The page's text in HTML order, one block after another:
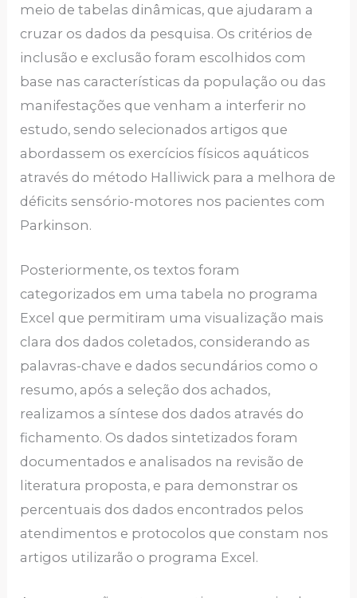
meio de tabelas dinâmicas, que ajudaram a
cruzar os dados da pesquisa. Os critérios de
inclusão e exclusão foram escolhidos com
base nas características da população ou das
manifestações que venham a interferir no
estudo, sendo selecionados artigos que
abordassem os exercícios físicos aquáticos
através do método Halliwick para a melhora de
déficits sensório-motores nos pacientes com
Parkinson.
Posteriormente, os textos foram
categorizados em uma tabela no programa
Excel que permitiram uma visualização mais
clara dos dados coletados, considerando as
palavras-chave e dados secundários como o
resumo, após a seleção dos achados,
realizamos a síntese dos dados através do
fichamento. Os dados sintetizados foram
documentados e analisados na revisão de
literatura proposta, e para demonstrar os
percentuais dos dados encontrados pelos
atendimentos e protocolos que constam nos
artigos utilizarão o programa Excel.